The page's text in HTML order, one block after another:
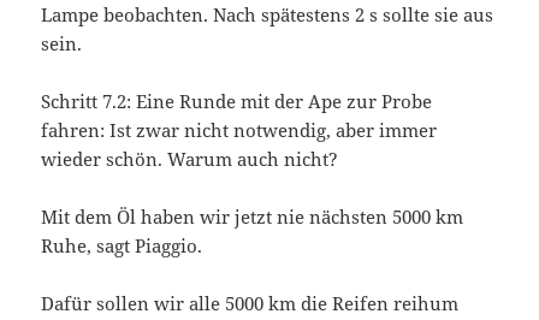
Lampe beobachten. Nach spätestens 2 s sollte sie aus
sein.
Schritt 7.2: Eine Runde mit der Ape zur Probe
fahren: Ist zwar nicht notwendig, aber immer
wieder schön. Warum auch nicht?
Mit dem Öl haben wir jetzt nie nächsten 5000 km
Ruhe, sagt Piaggio.
Dafür sollen wir alle 5000 km die Reifen reihum